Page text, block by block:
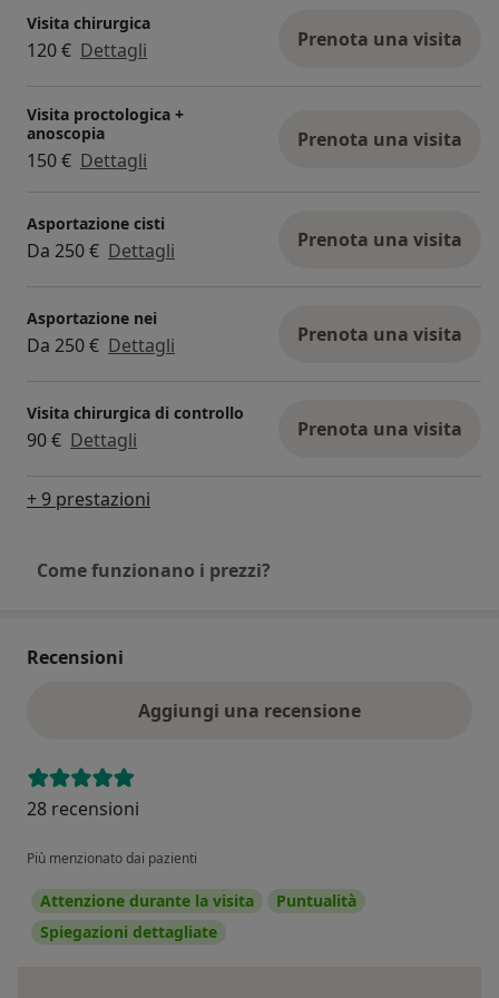
Visita chirurgica
120 € Dettagli Prenota una visita
Visita proctologica +
anoscopia
150 € Dettagli
Prenota una visita
Asportazione cisti
Da 250 € Dettagli Prenota una visita
Asportazione nei
Da 250 € Dettagli Prenota una visita
Visita chirurgica di controllo
90 € Dettagli Prenota una visita
+ 9 prestazioni
Come funzionano i prezzi?
Recensioni
Aggiungi una recensione
28 recensioni
Più menzionato dai pazienti
Attenzione durante la visita
Puntualità
Spiegazioni dettagliate